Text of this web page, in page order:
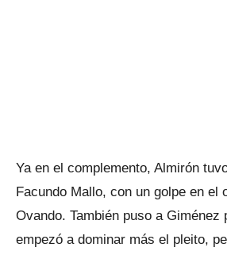
Ya en el complemento, Almirón
Facundo Mallo, con un golpe en el
Ovando. También puso a Giménez
empezó a dominar más el pleito,